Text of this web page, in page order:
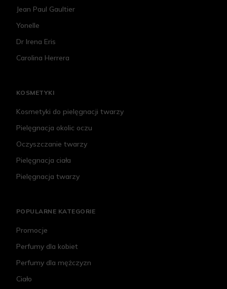
Jean Paul Gaultier
Yonelle
Dr Irena Eris
Carolina Herrera
KOSMETYKI
Kosmetyki do pielęgnacji twarzy
Pielęgnacja okolic oczu
Oczyszczanie twarzy
Pielęgnacja ciała
Pielęgnacja twarzy
POPULARNE KATEGORIE
Promocje
Perfumy dla kobiet
Perfumy dla mężczyzn
Ciało